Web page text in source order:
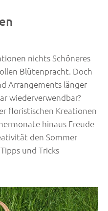
nichts Schöneres
Blütenpracht. Doch
Arrangements länger
wiederverwendbar?
floristischen Kreationen
hinaus Freude
den Sommer
und Tricks